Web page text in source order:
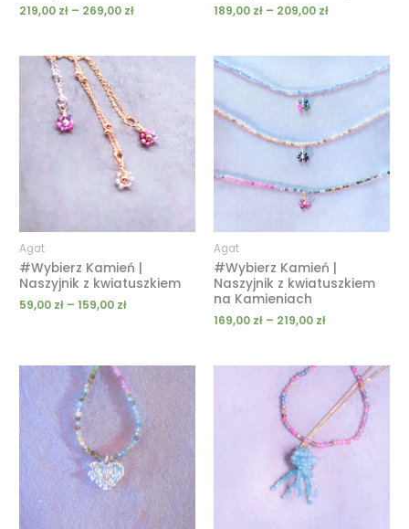
219,00 zł – 269,00 zł 189,00 zł – 209,00 zł
Agat
#Wybierz Kamień |
Naszyjnik z kwiatuszkiem
59,00 zł – 159,00 zł
cen:
od
59,00 zł
do
159,00 zł
Agat
#Wybierz Kamień |
Naszyjnik z kwiatuszkiem
na Kamieniach
169,00 zł – 219,00 zł
od
219,00 zł
Zakres
cen:
od
189,00 zł
do
259,00 zł
Zakres
cen:
od
219,00 zł
269,00 zł